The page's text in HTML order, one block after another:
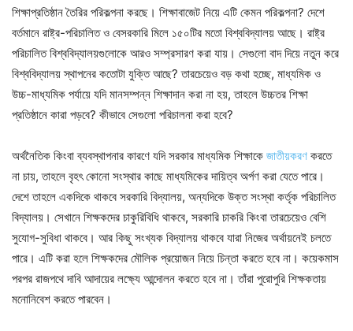
শিক্ষাপ্রতিষ্ঠান তৈরির পরিকল্পনা করছে। শিক্ষাবাজেট নিয়ে এটি কেমন পরিকল্পনা? দেশে
বর্তমানে রাষ্ট্র-পরিচালিত ও বেসরকারি মিলে ১৫০টির মতো বিশ্ববিদ্যালয় আছে। রাষ্ট্র
পরিচালিত বিশ্ববিদ্যালয়গুলোকে আরও সম্প্রসারণ করা যায়। সেগুলো বাদ দিয়ে নতুন করে
বিশ্ববিদ্যালয় স্থাপনের কতোটা যুক্তি আছে? তারচেয়েও বড় কথা হচ্ছে, মাধ্যমিক ও
উচ্চ-মাধ্যমিক পর্যায়ে যদি মানসম্পন্ন শিক্ষাদান করা না হয়, তাহলে উচ্চতর শিক্ষা
প্রতিষ্ঠানে কারা পড়বে? কীভাবে সেগুলো পরিচালনা করা হবে?
অর্থনৈতিক কিংবা ব্যবস্থাপনার কারণে যদি সরকার মাধ্যমিক শিক্ষাকে জাতীয়করণ করতে
না চায়, তাহলে বৃহৎ কোনো সংস্থার কাছে মাধ্যমিকের দায়িত্ব অর্পণ করা যেতে পারে।
দেশে তাহলে একদিকে থাকবে সরকারি বিদ্যালয়, অন্যদিকে উক্ত সংস্থা কর্তৃক পরিচালিত
বিদ্যালয়। সেখানে শিক্ষকদের চাকুরিবিধি থাকবে, সরকারি চাকরি কিংবা তারচেয়েও বেশি
সুযোগ-সুবিধা থাকবে। আর কিছু সংখ্যক বিদ্যালয় থাকবে যারা নিজের অর্থায়নেই চলতে
পারে। এটি করা হলে শিক্ষকদের মৌলিক প্রয়োজন নিয়ে চিন্তা করতে হবে না। কয়েকমাস
পরপর রাজপথে দাবি আদায়ের লক্ষ্যে আন্দোলন করতে হবে না। তাঁরা পুরোপুরি শিক্ষকতায়
মনোনিবেশ করতে পারবেন।